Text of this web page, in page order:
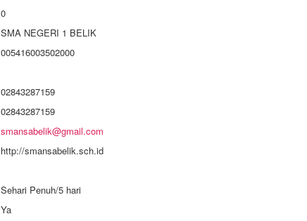
0
SMA NEGERI 1 BELIK
005416003502000
02843287159
02843287159
smansabelik@gmail.com
http://smansabelik.sch.id
Sehari Penuh/5 hari
Ya